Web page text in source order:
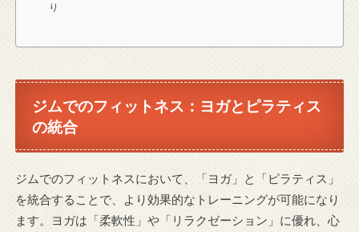
り
ジムでのフィットネス：ヨガとピラティス
の統合
ジムでのフィットネスにおいて、「ヨガ」と「ピラティス」
を統合することで、より効果的なトレーニングが可能になり
ます。ヨガは「柔軟性」や「リラクゼーション」に優れ、心